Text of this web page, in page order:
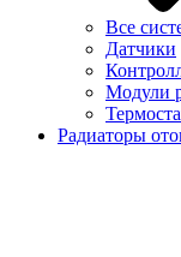
Все
Датчики
Модули
Радиаторы